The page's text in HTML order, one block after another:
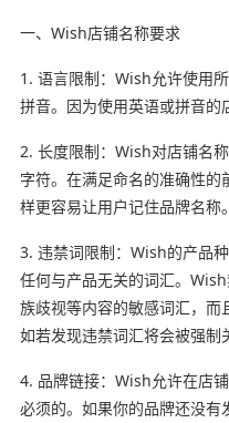
一、Wish店铺名称要求
1. 语言限制：Wish允许使用
拼音。因为使用英语或拼音的
2. 长度限制：Wish对店铺名
字符。在满足命名的准确性
样更容易让用户记住品牌名称。
3. 违禁词限制：Wish的产品
任何与产品无关的词汇。
族歧视等内容的敏感词汇，而
如若发现违禁词汇将会被强制
4. 品牌链接：Wish允许在店
必须的。如果你的品牌还没